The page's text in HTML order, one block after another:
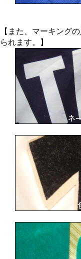
【また、マーキング
られます。】